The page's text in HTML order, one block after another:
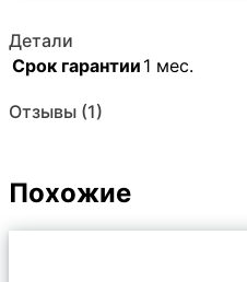
Детали
Срок гарантии 1 мес.
Отзывы (1)
Похожие